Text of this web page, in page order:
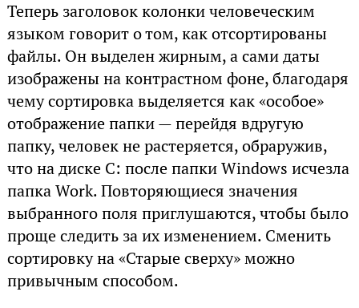
Теперь заголовок колонки человеческим
языком говорит о том, как отсортированы
файлы. Он выделен жирным, а сами даты
изображены на контрастном фоне, благодаря
чему сортировка выделяется как «особое»
отображение папки — перейдя вдругую
папку, человек не растеряется, обраружив,
что на диске C: после папки Windows исчезла
папка Work. Повторяющиеся значения
выбранного поля приглушаются, чтобы было
проще следить за их изменением. Сменить
сортировку на «Старые сверху» можно
привычным способом.